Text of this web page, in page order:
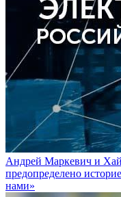
Андрей Маркевич и
предопределено
нами»